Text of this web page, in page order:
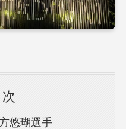
次
悠瑚選手